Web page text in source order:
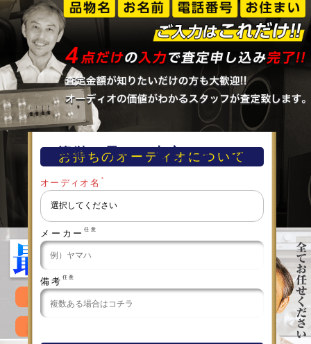
簡単！早い！査定フォーム
お持ちのオーディオについて
オーディオ名 ＊
メーカー 任意
備考 任意